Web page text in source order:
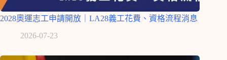
2028奧運志工申請開放｜LA28義工花費、資格流程消息
2026-07-23